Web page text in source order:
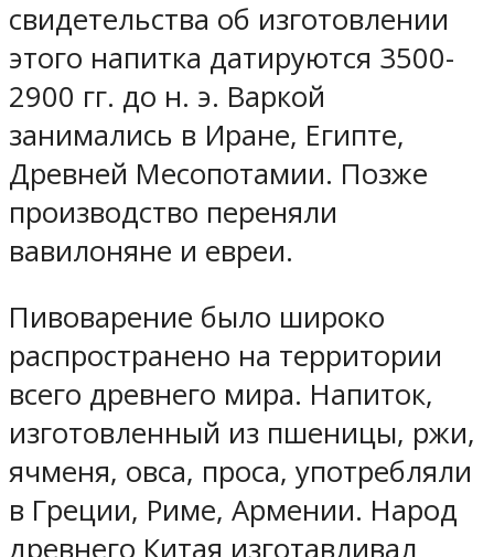
свидетельства об изготовлении
этого напитка датируются 3500-
2900 гг. до н. э. Варкой
занимались в Иране, Египте,
Древней Месопотамии. Позже
производство переняли
вавилоняне и евреи.
Пивоварение было широко
распространено на территории
всего древнего мира. Напиток,
изготовленный из пшеницы, ржи,
ячменя, овса, проса, употребляли
в Греции, Риме, Армении. Народ
древнего Китая изготавливал